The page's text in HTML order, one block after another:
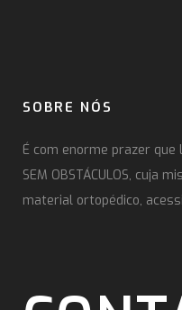
SOBRE NÓS
É com enorme prazer
SEM OBSTÁCULOS, cuja
material ortopédico,